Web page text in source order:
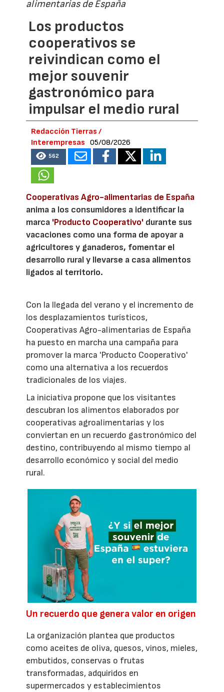
alimentarias de España
Los productos
cooperativos se
reivindican como el
mejor souvenir
gastronómico para
impulsar el medio rural
Redacción Tierras /
Interempresas
05/08/2026
562
Cooperativas Agro-alimentarias de España
anima a los consumidores a identificar la
marca 'Producto Cooperativo' durante sus
vacaciones como una forma de apoyar a
agricultores y ganaderos, fomentar el
desarrollo rural y llevarse a casa alimentos
ligados al territorio.
Con la llegada del verano y el incremento de
los desplazamientos turísticos,
Cooperativas Agro-alimentarias de España
ha puesto en marcha una campaña para
promover la marca 'Producto Cooperativo'
como una alternativa a los recuerdos
tradicionales de los viajes.
La iniciativa propone que los visitantes
descubran los alimentos elaborados por
cooperativas agroalimentarias y los
conviertan en un recuerdo gastronómico del
destino, contribuyendo al mismo tiempo al
desarrollo económico y social del medio
rural.
Un recuerdo que genera valor en origen
La organización plantea que productos
como aceites de oliva, quesos, vinos, mieles,
embutidos, conservas o frutas
transformadas, adquiridos en
supermercados y establecimientos